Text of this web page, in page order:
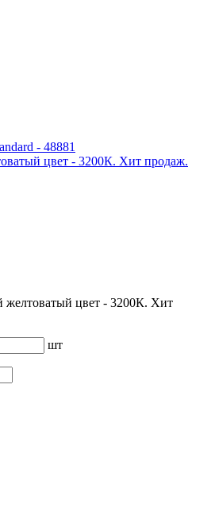
- 48881
цвет - 3200К. Хит продаж.
желтоватый цвет - 3200К. Хит
шт